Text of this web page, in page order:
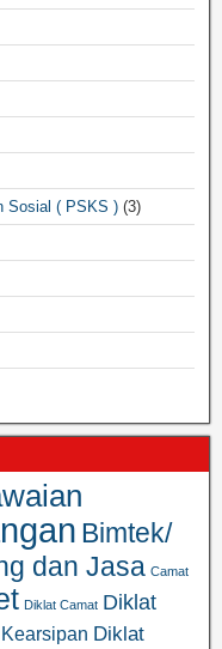
Sosial ( PSKS ) (3)
Bimtek/
dan Jasa Camat
Diklat Camat Diklat
Diklat